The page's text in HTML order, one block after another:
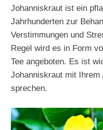
Johanniskraut ist ein
Jahrhunderten zur
Verstimmungen und
Regel wird es in Form
Tee angeboten. Es ist
Johanniskraut mit
sprechen.